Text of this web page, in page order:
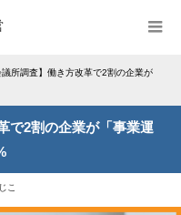
議所調査】働き方改革で2割の企業が
で2割の企業が「事業運
こ